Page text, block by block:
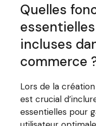
Quelles
incluses
commerce
Lors de la
est crucial
essentielles pour